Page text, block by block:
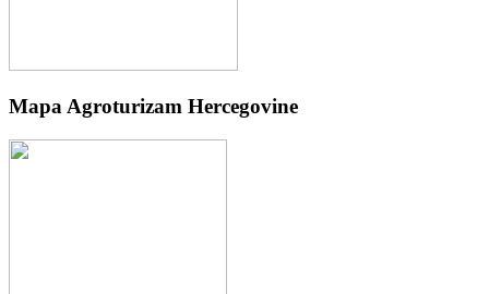
Mapa Agroturizam Hercegovine